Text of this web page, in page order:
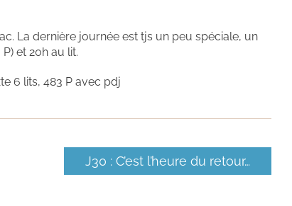
La dernière journée est tjs un peu spéciale, un
et 20h au lit.
6 lits, 483 P avec pdj
J30 : C’est l’heure du retour…